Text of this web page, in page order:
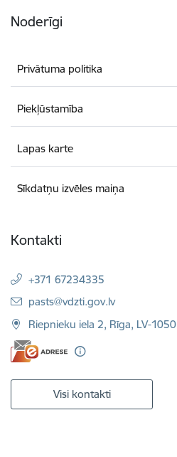
Noderīgi
Privātuma politika
Piekļūstamība
Lapas karte
Sīkdatņu izvēles maiņa
Kontakti
+371 67234335
E-pasts:
pasts@vdzti.gov.lv
Riepnieku iela 2, Rīga, LV-1050
Visi kontakti